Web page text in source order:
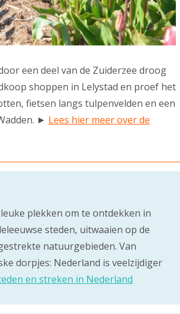
een deel van de Zuiderzee droog
shoppen in Lelystad en proef het
fietsen langs tulpenvelden en een
► Lees hier meer over de
plekken om te ontdekken in
steden, uitwaaien op de
natuurgebieden. Van
dorpjes: Nederland is veelzijdiger
en streken in Nederland